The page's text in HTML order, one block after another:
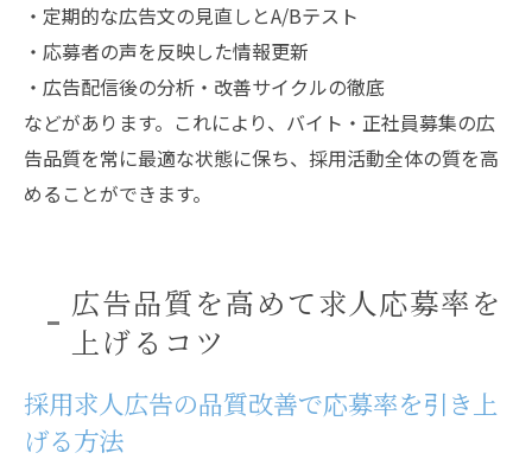
・定期的な広告文の見直しとA/Bテスト
・応募者の声を反映した情報更新
・広告配信後の分析・改善サイクルの徹底
などがあります。これにより、バイト・正社員募集の広
告品質を常に最適な状態に保ち、採用活動全体の質を高
めることができます。
広告品質を高めて求人応募率を
上げるコツ
採用求人広告の品質改善で応募率を引き上
げる方法